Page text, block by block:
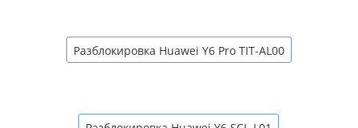
Разблокировка Huawei Y6 Pro TIT-AL00